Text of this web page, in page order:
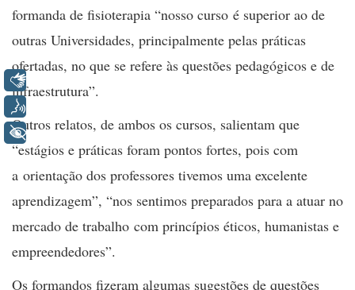
formanda de fisioterapia “nosso curso é superior ao de
outras Universidades, principalmente pelas práticas
ofertadas, no que se refere às questões pedagógicos e de
infraestrutura”.
Outros relatos, de ambos os cursos, salientam que
“estágios e práticas foram pontos fortes, pois com
a orientação dos professores tivemos uma excelente
aprendizagem”, “nos sentimos preparados para a atuar no
mercado de trabalho com princípios éticos, humanistas e
empreendedores”.
Os formandos fizeram algumas sugestões de questões
+ Acessibilidade